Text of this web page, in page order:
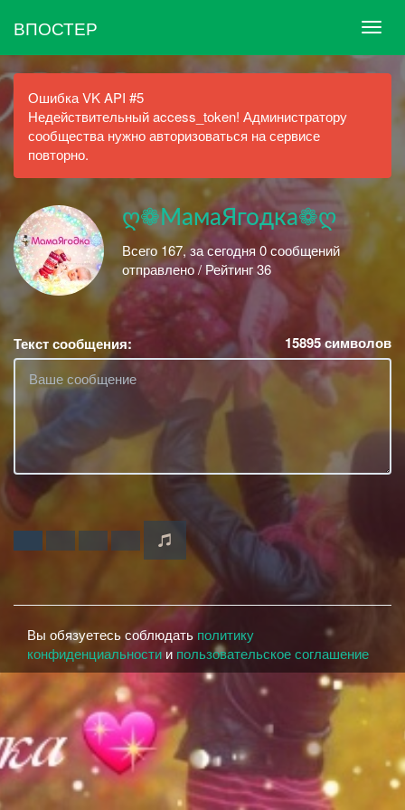
ВПОСТЕР
Ошибка VK API #5
Недействительный access_token! Администратору
сообщества нужно авторизоваться на сервисе
повторно.
ღ❁МамаЯгодка❁ღ
Всего 167, за сегодня 0 сообщений
отправлено / Рейтинг 36
Текст сообщения: 15895символов
Вы обязуетесь соблюдать политику
конфиденциальности и пользовательское соглашение